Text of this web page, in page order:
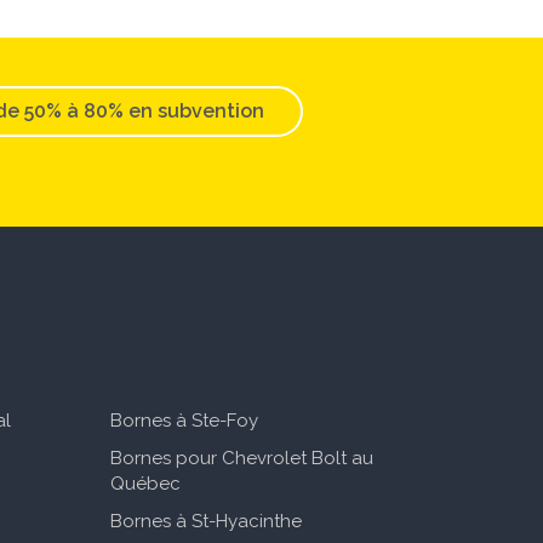
50% à 80% en subvention
Bornes à Ste-Foy
Bornes pour Chevrolet Bolt au
Québec
Bornes à St-Hyacinthe